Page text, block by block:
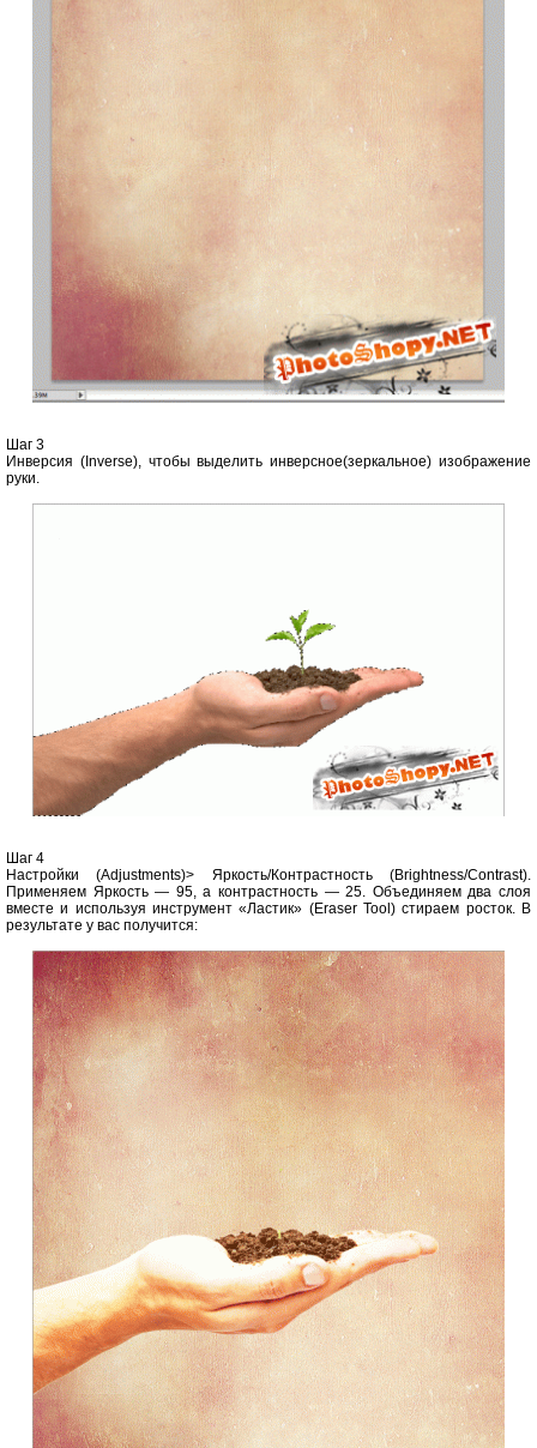
Шаг 3
Инверсия (Inverse), чтобы выделить инверсное(зеркальное) изображение
руки.
Шаг 4
Настройки (Adjustments)> Яркость/Контрастность (Brightness/Contrast).
Применяем Яркость — 95, а контрастность — 25. Объединяем два слоя
вместе и используя инструмент «Ластик» (Eraser Tool) стираем росток. В
результате у вас получится: